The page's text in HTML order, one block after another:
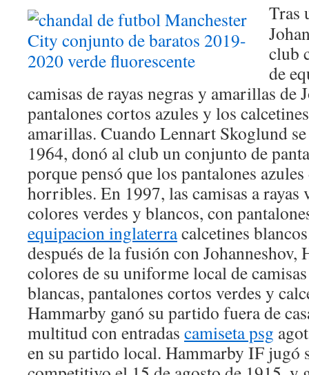
Tras
club
de
camisas de rayas negras y amarillas de
pantalones cortos azules y los
amarillas. Cuando Lennart Skoglund
1964, donó al club un conjunto de
porque pensó que los pantalones
horribles. En 1997, las camisas a
colores verdes y blancos, con
equipacion inglaterracalcetines
después de la fusión con
colores de su uniforme local de
blancas, pantalones cortos verdes y
Hammarby ganó su partido fuera de
multitud con entradas camiseta psg
en su partido local. Hammarby IF jugó